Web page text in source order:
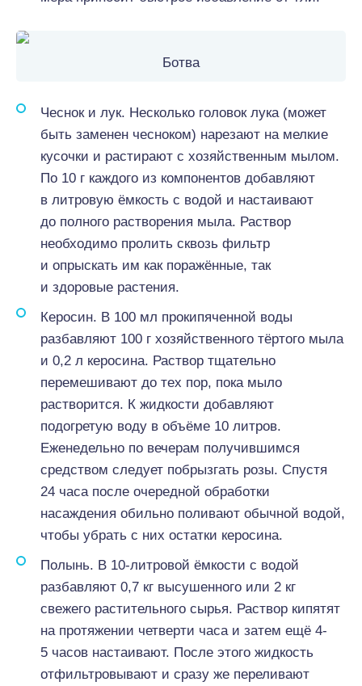
Ботва
Чеснок и лук. Несколько головок лука (может
быть заменен чесноком) нарезают на мелкие
кусочки и растирают с хозяйственным мылом.
По 10 г каждого из компонентов добавляют
в литровую ёмкость с водой и настаивают
до полного растворения мыла. Раствор
необходимо пролить сквозь фильтр
и опрыскать им как поражённые, так
и здоровые растения.
Керосин. В 100 мл прокипяченной воды
разбавляют 100 г хозяйственного тёртого мыла
и 0,2 л керосина. Раствор тщательно
перемешивают до тех пор, пока мыло
растворится. К жидкости добавляют
подогретую воду в объёме 10 литров.
Еженедельно по вечерам получившимся
средством следует побрызгать розы. Спустя
24 часа после очередной обработки
насаждения обильно поливают обычной водой,
чтобы убрать с них остатки керосина.
Полынь. В 10-литровой ёмкости с водой
разбавляют 0,7 кг высушенного или 2 кг
свежего растительного сырья. Раствор кипятят
на протяжении четверти часа и затем ещё 4-
5 часов настаивают. После этого жидкость
отфильтровывают и сразу же переливают